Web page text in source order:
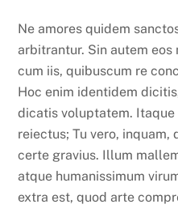
Ne amores quidem
arbitrantur. Sin autem
cum iis, quibuscum re
Hoc enim identidem
dicatis voluptatem.
reiectus; Tu vero,
certe gravius. Illum
atque humanissimum
extra est, quod arte